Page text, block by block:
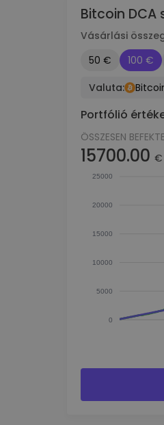
Bitcoin
Vásárlási
50 €
100 €
Valuta:
Portfólió
ÖSSZESEN
15700.00 €
25000
20000
15000
10000
5000
0